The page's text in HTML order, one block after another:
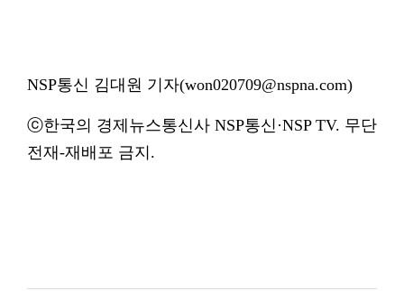
NSP통신 김대원 기자(won020709@nspna.com)
ⓒ한국의 경제뉴스통신사 NSP통신·NSP TV. 무단
전재-재배포 금지.